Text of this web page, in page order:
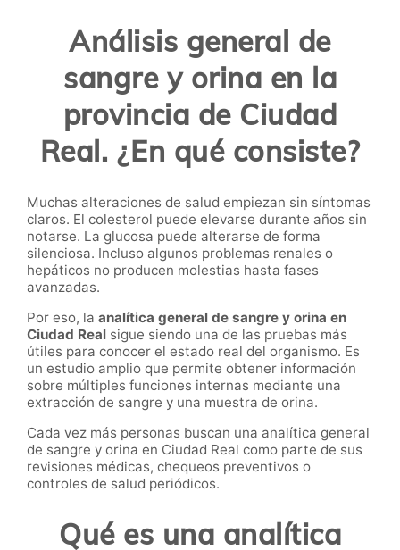
Análisis general de
sangre y orina en la
provincia de Ciudad
Real. ¿En qué consiste?
Muchas alteraciones de salud empiezan sin síntomas
claros. El colesterol puede elevarse durante años sin
notarse. La glucosa puede alterarse de forma
silenciosa. Incluso algunos problemas renales o
hepáticos no producen molestias hasta fases
avanzadas.
Por eso, la analítica general de sangre y orina en
Ciudad Real sigue siendo una de las pruebas más
útiles para conocer el estado real del organismo. Es
un estudio amplio que permite obtener información
sobre múltiples funciones internas mediante una
extracción de sangre y una muestra de orina.
Cada vez más personas buscan una analítica general
de sangre y orina en Ciudad Real como parte de sus
revisiones médicas, chequeos preventivos o
controles de salud periódicos.
Qué es una analítica